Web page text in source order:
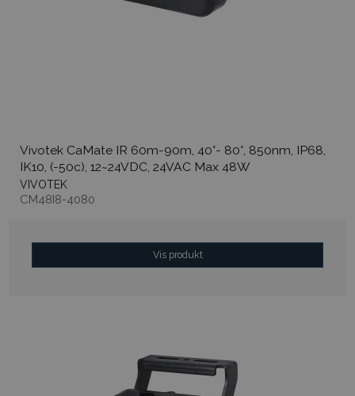
Vivotek CaMate IR 60m-90m, 40°- 80°, 850nm, IP68,
IK10, (-50c), 12~24VDC, 24VAC Max 48W
VIVOTEK
CM48I8-4080
Vis produkt